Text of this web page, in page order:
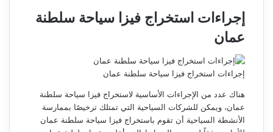
إجراءات استخراج فيزا سياحة سلطنة
عمان
إجراءات استخراج فيزا سياحة سلطنة عمان
هناك عدد من الإجراءات الأساسية لاستخراج فيزا سياحة سلطنة
عمان، ويمكن للشركات السياحية التي تمتلك ترخيصًا بممارسة
الأنشطة السياحية أن تقوم باستخراج فيزا سياحة سلطنة عمان